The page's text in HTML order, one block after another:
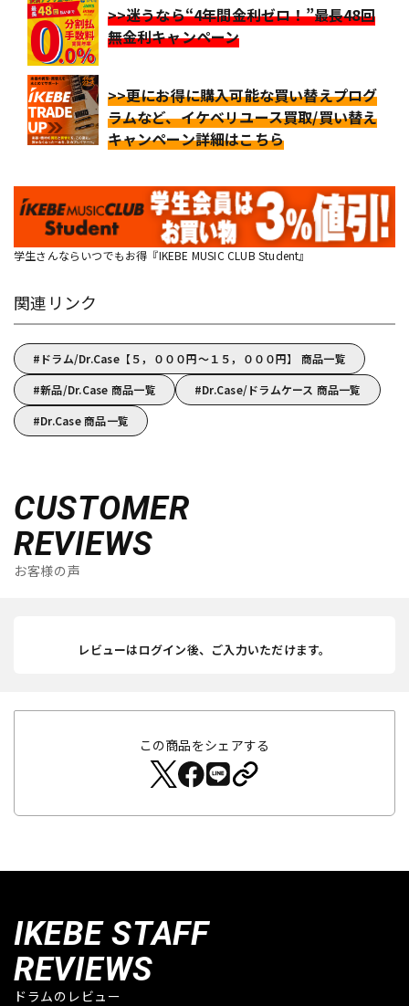
>>迷うなら“4年間金利ゼロ！”最長48回
無金利キャンペーン
>>更にお得に購入可能な買い替えプログ
ラムなど、イケベリユース買取/買い替え
キャンペーン詳細はこちら
学生さんならいつでもお得『IKEBE MUSIC CLUB Student』
関連リンク
ドラム/Dr.Case【５，０００円～１５，０００円】 商品一覧
新品/Dr.Case 商品一覧
Dr.Case/ドラムケース 商品一覧
Dr.Case 商品一覧
CUSTOMER
REVIEWS
お客様の声
レビューはログイン後、ご入力いただけます。
この商品をシェアする
IKEBE STAFF
REVIEWS
ドラムのレビュー